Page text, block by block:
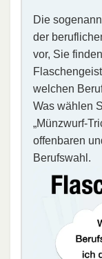
Die
der
vor, Sie
welchen
Was wählen
„Münzwurf-
offenbaren
Berufswahl.